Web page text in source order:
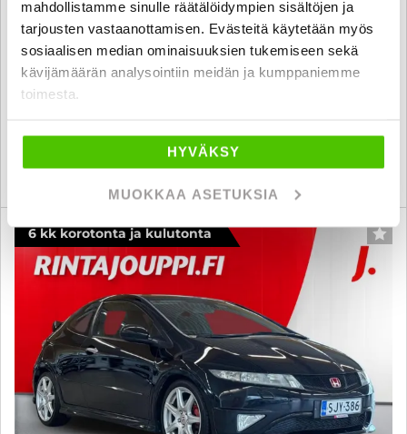
mahdollistamme sinulle räätälöidympien sisältöjen ja
tarjousten vastaanottamisen. Evästeitä käytetään myös
sosiaalisen median ominaisuuksien tukemiseen sekä
kävijämäärän analysointiin meidän ja kumppaniemme
toimesta.
HYVÄKSY
MUOKKAA ASETUKSIA
Kahdet renkaat aluilla // Hyvä huoltokirja // Aut. ilmastointi //
Vakionopeudensäädin // Moottorinlämmitin //
2013 , Manuaali, Bensiini, 274 000 km
6 800 €
6 kk korotonta ja kulutonta